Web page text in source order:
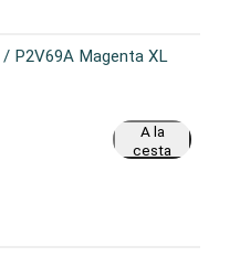
P2V69A Magenta XL
A la
cesta